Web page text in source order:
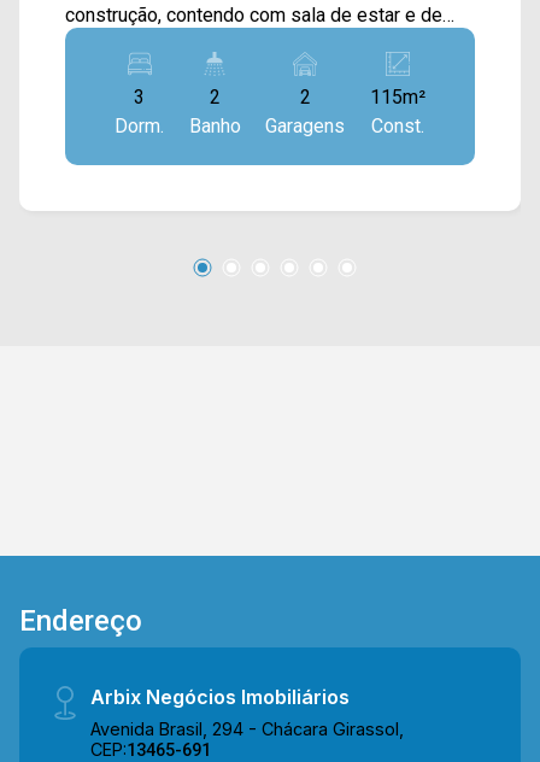
construção, contendo com sala de estar e de
jantar integradas com a cozinha com ilha,
espaço gourmet com churrasqueira e área de
serviço. > 03 quartos, sendo 01 suíte; > 03
banheiros, sendo 01 social e 01 lavabo; > 02
vagas de garagem cobertas. Localizado
Av. da Amizade e Av. Rafael Vitta. Esta região
Tropeiro, padaria Ouro branco, campo de futebol,
3
Dorm.
2
Banho
2
Garagens
115m²
Const.
Endereço
Arbix Negócios Imobiliários
Avenida Brasil, 294 - Chácara Girassol,
CEP:13465-691